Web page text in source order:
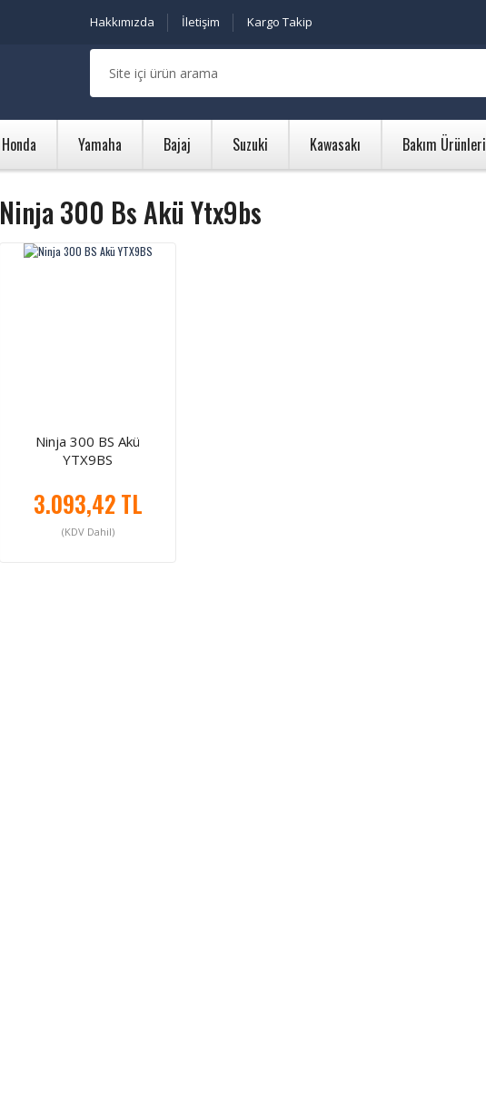
Hakkımızda İletişim Kargo Takip
Honda Yamaha Bajaj Suzuki Kawasakı Bakım Ürünleri
Ninja 300 Bs Akü Ytx9bs
Ninja 300 BS Akü
YTX9BS
3.093,42 TL
(KDV Dahil)